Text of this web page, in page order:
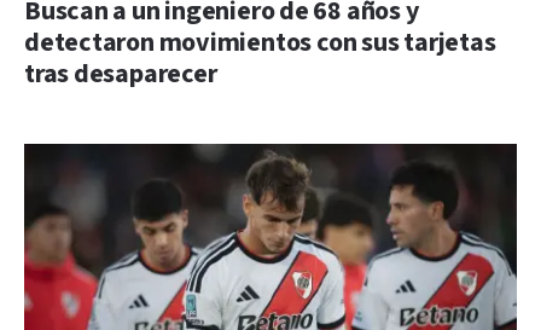
Buscan a un ingeniero de 68 años y
detectaron movimientos con sus tarjetas
tras desaparecer